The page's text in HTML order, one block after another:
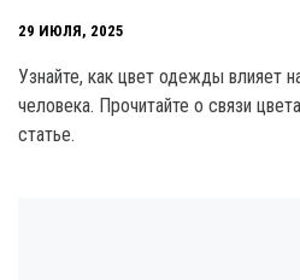
29 ИЮЛЯ, 2025
Узнайте, как цвет одежды влияет
человека. Прочитайте о связи
статье.